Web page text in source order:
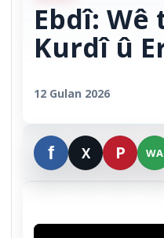
Ebdî:
Kurdî û
12 Gulan 2026